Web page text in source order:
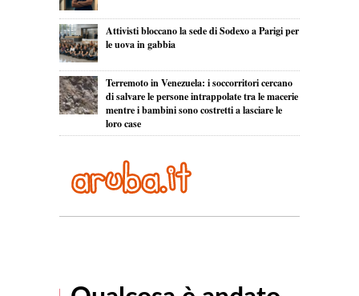
Attivisti bloccano la sede di Sodexo a Parigi per
le uova in gabbia
Terremoto in Venezuela: i soccorritori cercano
di salvare le persone intrappolate tra le macerie
mentre i bambini sono costretti a lasciare le
loro case